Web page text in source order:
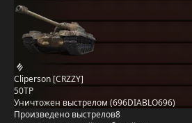
Cliperson [CRZZY]
50TP
Уничтожен выстрелом (696DIABLO696)
Произведено выстрелов8